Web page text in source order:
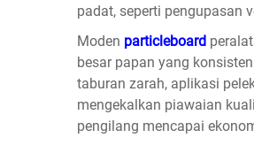
padat, seperti pengupasan
Moden particleboard
besar papan yang
taburan zarah, aplikasi
mengekalkan piawaian
pengilang mencapai